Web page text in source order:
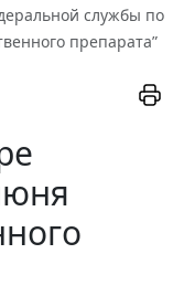
службы по
препарата”